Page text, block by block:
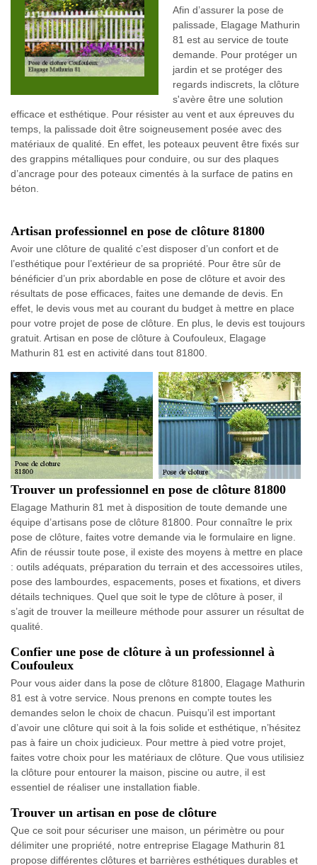
Afin d’assurer la pose de
palissade, Elagage Mathurin
81 est au service de toute
demande. Pour protéger un
jardin et se protéger des
regards indiscrets, la clôture
s'avère être une solution
efficace et esthétique. Pour résister au vent et aux épreuves du
temps, la palissade doit être soigneusement posée avec des
matériaux de qualité. En effet, les poteaux peuvent être fixés sur
des grappins métalliques pour conduire, ou sur des plaques
d’ancrage pour des poteaux cimentés à la surface de patins en
béton.
Artisan professionnel en pose de clôture 81800
Avoir une clôture de qualité c’est disposer d’un confort et de
l’esthétique pour l’extérieur de sa propriété. Pour être sûr de
bénéficier d’un prix abordable en pose de clôture et avoir des
résultats de pose efficaces, faites une demande de devis. En
effet, le devis vous met au courant du budget à mettre en place
pour votre projet de pose de clôture. En plus, le devis est toujours
gratuit. Artisan en pose de clôture à Coufouleux, Elagage
Mathurin 81 est en activité dans tout 81800.
Trouver un professionnel en pose de clôture 81800
Elagage Mathurin 81 met à disposition de toute demande une
équipe d’artisans pose de clôture 81800. Pour connaître le prix
pose de clôture, faites votre demande via le formulaire en ligne.
Afin de réussir toute pose, il existe des moyens à mettre en place
: outils adéquats, préparation du terrain et des accessoires utiles,
pose des lambourdes, espacements, poses et fixations, et divers
détails techniques. Quel que soit le type de clôture à poser, il
s’agit de trouver la meilleure méthode pour assurer un résultat de
qualité.
Confier une pose de clôture à un professionnel à
Coufouleux
Pour vous aider dans la pose de clôture 81800, Elagage Mathurin
81 est à votre service. Nous prenons en compte toutes les
demandes selon le choix de chacun. Puisqu’il est important
d’avoir une clôture qui soit à la fois solide et esthétique, n’hésitez
pas à faire un choix judicieux. Pour mettre à pied votre projet,
faites votre choix pour les matériaux de clôture. Que vous utilisiez
la clôture pour entourer la maison, piscine ou autre, il est
essentiel de réaliser une installation fiable.
Trouver un artisan en pose de clôture
Que ce soit pour sécuriser une maison, un périmètre ou pour
délimiter une propriété, notre entreprise Elagage Mathurin 81
propose différentes clôtures et barrières esthétiques durables et